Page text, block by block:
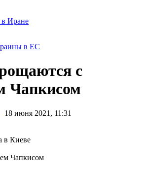
Иране
в ЕС
с
Чапкисом
18 июня 2021, 11:31
Чапкисом